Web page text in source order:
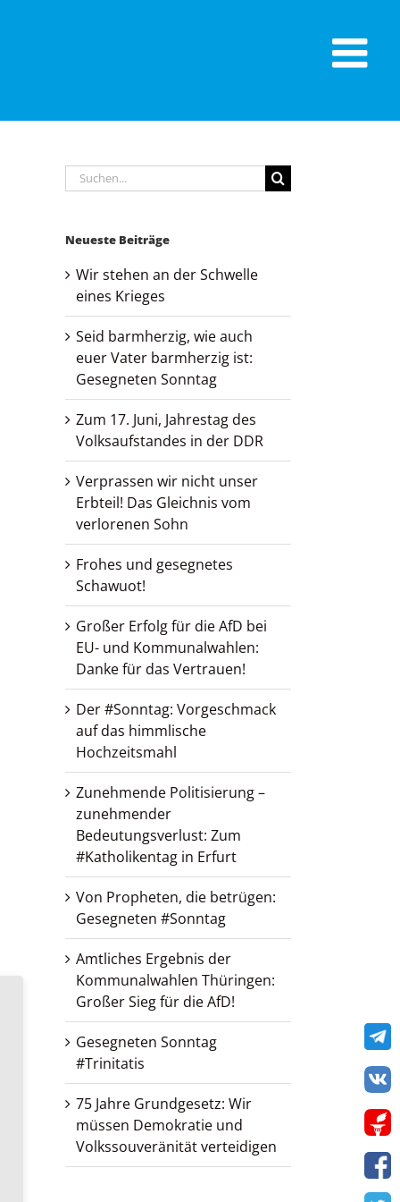
Suche
nach:
Neueste Beiträge
Wir stehen an der Schwelle
eines Krieges
Seid barmherzig, wie auch
euer Vater barmherzig ist:
Gesegneten Sonntag
Zum 17. Juni, Jahrestag des
Volksaufstandes in der DDR
Verprassen wir nicht unser
Erbteil! Das Gleichnis vom
verlorenen Sohn
Frohes und gesegnetes
Schawuot!
Großer Erfolg für die AfD bei
EU- und Kommunalwahlen:
Danke für das Vertrauen!
Der #Sonntag: Vorgeschmack
auf das himmlische
Hochzeitsmahl
Zunehmende Politisierung –
zunehmender
Bedeutungsverlust: Zum
#Katholikentag in Erfurt
Von Propheten, die betrügen:
Gesegneten #Sonntag
Amtliches Ergebnis der
Kommunalwahlen Thüringen:
Großer Sieg für die AfD!
Gesegneten Sonntag
#Trinitatis
75 Jahre Grundgesetz: Wir
müssen Demokratie und
Volkssouveränität verteidigen